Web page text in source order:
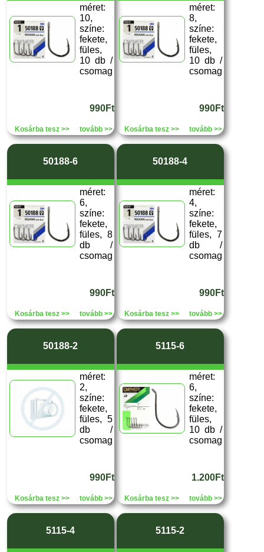
méret:
10,
színe:
fekete,
füles,
10 db /
csomag
990Ft
Kosárba tesz >> tovább >>
méret:
8,
színe:
fekete,
füles,
10 db /
csomag
990Ft
Kosárba tesz >> tovább >>
50188-6
méret:
6,
színe:
fekete,
füles, 8
db /
csomag
990Ft
Kosárba tesz >> tovább >>
50188-4
méret:
4,
színe:
fekete,
füles, 7
db /
csomag
990Ft
Kosárba tesz >> tovább >>
50188-2
méret:
2,
színe:
fekete,
füles, 5
db /
csomag
990Ft
Kosárba tesz >> tovább >>
5115-6
méret:
6,
színe:
fekete,
füles,
10 db /
csomag
1.200Ft
Kosárba tesz >> tovább >>
5115-4 5115-2